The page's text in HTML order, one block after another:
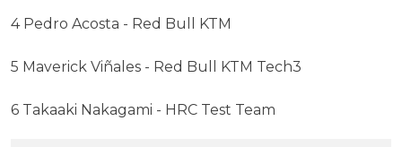
4 Pedro Acosta - Red Bull KTM
5 Maverick Viñales - Red Bull KTM Tech3
6 Takaaki Nakagami - HRC Test Team